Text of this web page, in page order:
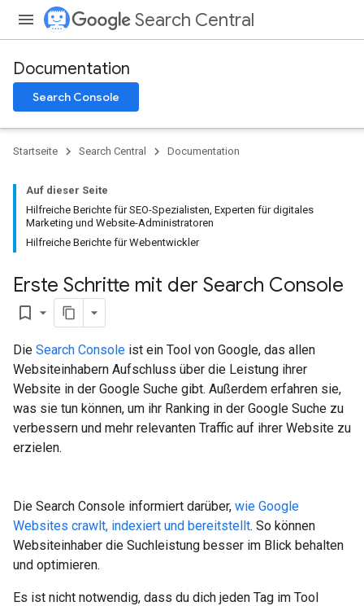
Search Central
Documentation
Search Console
Startseite Search Central Documentation
Auf dieser Seite
Hilfreiche Berichte für SEO-Spezialisten, Experten für digitales
Marketing und Website-Administratoren
Hilfreiche Berichte für Webentwickler
Erste Schritte mit der Search Console
bookmark_border
Die Search Console ist ein Tool von Google, das allen
Websiteinhabern Aufschluss über die Leistung ihrer
Website in der Google Suche gibt. Außerdem erfahren sie,
was sie tun können, um ihr Ranking in der Google Suche zu
verbessern und mehr relevanten Traffic auf ihrer Website zu
erzielen.
Die Search Console informiert darüber, wie Google
Websites crawlt, indexiert und bereitstellt. So können
Websiteinhaber die Suchleistung besser im Blick behalten
und optimieren.
Es ist nicht notwendig, dass du dich jeden Tag im Tool